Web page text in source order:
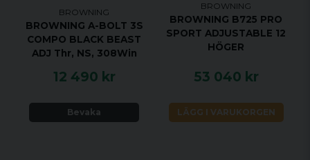
BROWNING
BROWNING A-BOLT 3S
COMPO BLACK BEAST
ADJ Thr, NS, 308Win
12 490 kr
Bevaka
BROWNING
BROWNING B725 PRO
SPORT ADJUSTABLE 12
HÖGER
53 040 kr
LÄGG I VARUKORGEN